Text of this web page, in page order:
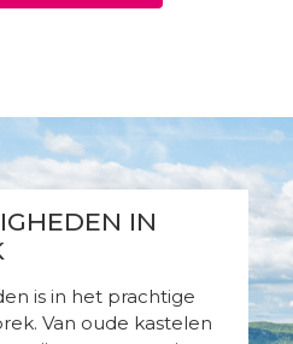
IN
is in het prachtige
Van oude kastelen